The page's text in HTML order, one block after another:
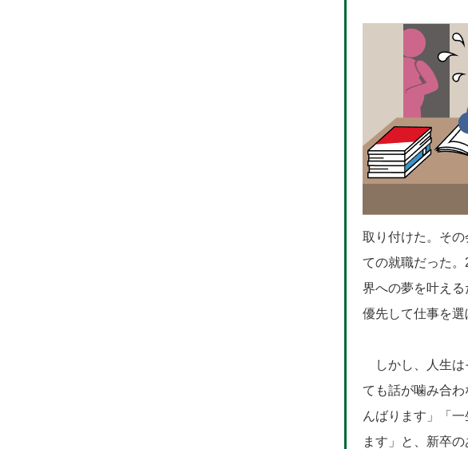
取り付けた。そ
ての就職だった
界への夢を叶え
優先して仕事を選
しかし、人生は
ても話が噛み合
んばります」「
ます」と、新卒